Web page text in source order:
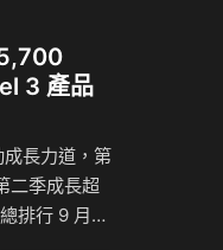
3 產品
長力道，第
二季成長超
排行 9 月排